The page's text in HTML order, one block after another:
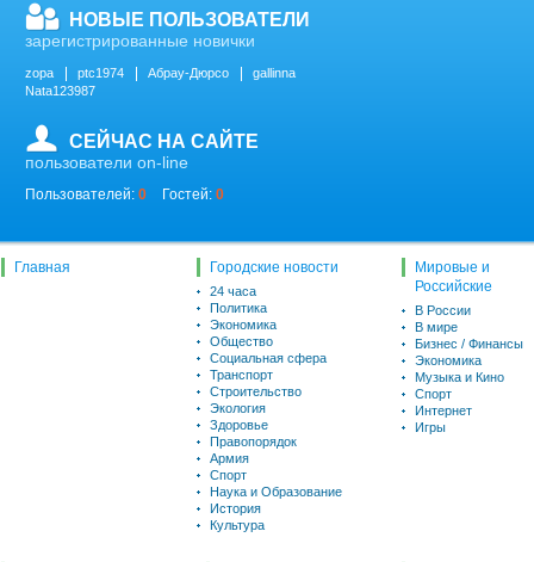
НОВЫЕ ПОЛЬЗОВАТЕЛИ
зарегистрированные новички
zopa ptc1974 Абрау-Дюрсо
gallinna
Nata123987
СЕЙЧАС НА САЙТЕ
пользователи on-line
Пользователей: 0 Гостей: 0
Главная Городские новости
24 часа
Политика
Экономика
Общество
Социальная сфера
Транспорт
Строительство
Экология
Здоровье
Правопорядок
Армия
Спорт
Наука и Образование
История
Культура
Мировые и
Российские
В России
В мире
Бизнес / Финансы
Экономика
Музыка и Кино
Спорт
Интернет
Игры